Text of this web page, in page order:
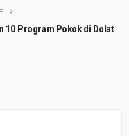
10 Program Pokok di Dolat